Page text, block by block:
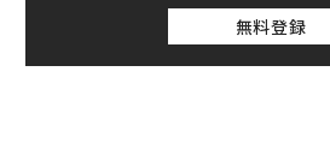
無料登録